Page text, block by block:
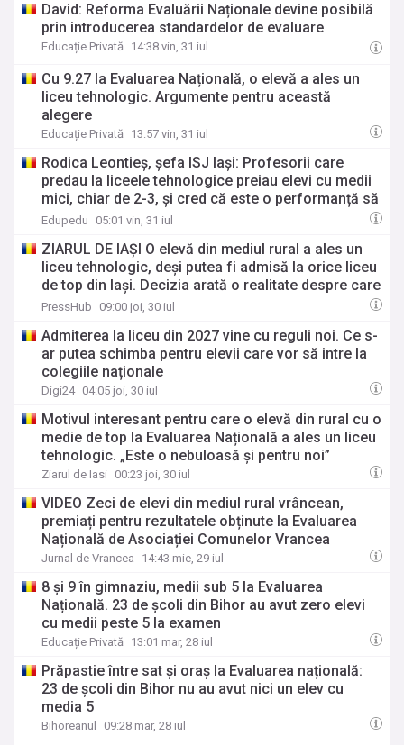
visuri foarte mari
David: Reforma Evaluării Naționale devine posibilă
prin introducerea standardelor de evaluare
Educație Privată 14:38 vin, 31 iul
Cu 9.27 la Evaluarea Națională, o elevă a ales un
liceu tehnologic. Argumente pentru această
alegere
Educație Privată 13:57 vin, 31 iul
Rodica Leontieș, șefa ISJ Iași: Profesorii care
predau la liceele tehnologice preiau elevi cu medii
mici, chiar de 2-3, și cred că este o performanță să
îi poată aduce la o notă de 6
Edupedu 05:01 vin, 31 iul
ZIARUL DE IAȘI O elevă din mediul rural a ales un
liceu tehnologic, deși putea fi admisă la orice liceu
de top din Iași. Decizia arată o realitate despre care
se vorbește prea puțin
PressHub 09:00 joi, 30 iul
Admiterea la liceu din 2027 vine cu reguli noi. Ce s-
ar putea schimba pentru elevii care vor să intre la
colegiile naționale
Digi24 04:05 joi, 30 iul
Motivul interesant pentru care o elevă din rural cu o
medie de top la Evaluarea Națională a ales un liceu
tehnologic. „Este o nebuloasă și pentru noi”
Ziarul de Iasi 00:23 joi, 30 iul
VIDEO Zeci de elevi din mediul rural vrâncean,
premiați pentru rezultatele obținute la Evaluarea
Națională de Asociației Comunelor Vrancea
Jurnal de Vrancea 14:43 mie, 29 iul
8 și 9 în gimnaziu, medii sub 5 la Evaluarea
Națională. 23 de școli din Bihor au avut zero elevi
cu medii peste 5 la examen
Educație Privată 13:01 mar, 28 iul
Prăpastie între sat și oraș la Evaluarea națională:
23 de școli din Bihor nu au avut nici un elev cu
media 5
Bihoreanul 09:28 mar, 28 iul